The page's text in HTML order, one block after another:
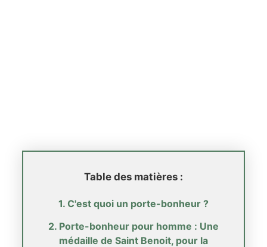
Table des matières :
1. C'est quoi un porte-bonheur ?
2. Porte-bonheur pour homme : Une
médaille de Saint Benoit, pour la